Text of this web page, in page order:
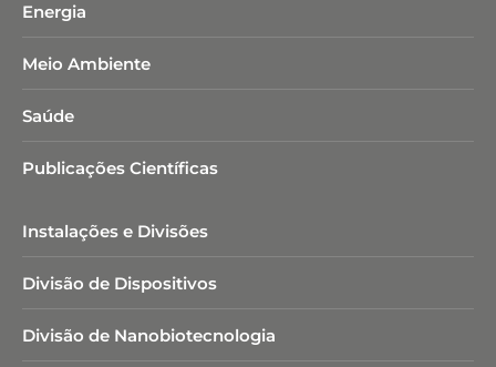
Energia
Meio Ambiente
Saúde
Publicações Científicas
Instalações e Divisões
Divisão de Dispositivos
Divisão de Nanobiotecnologia​